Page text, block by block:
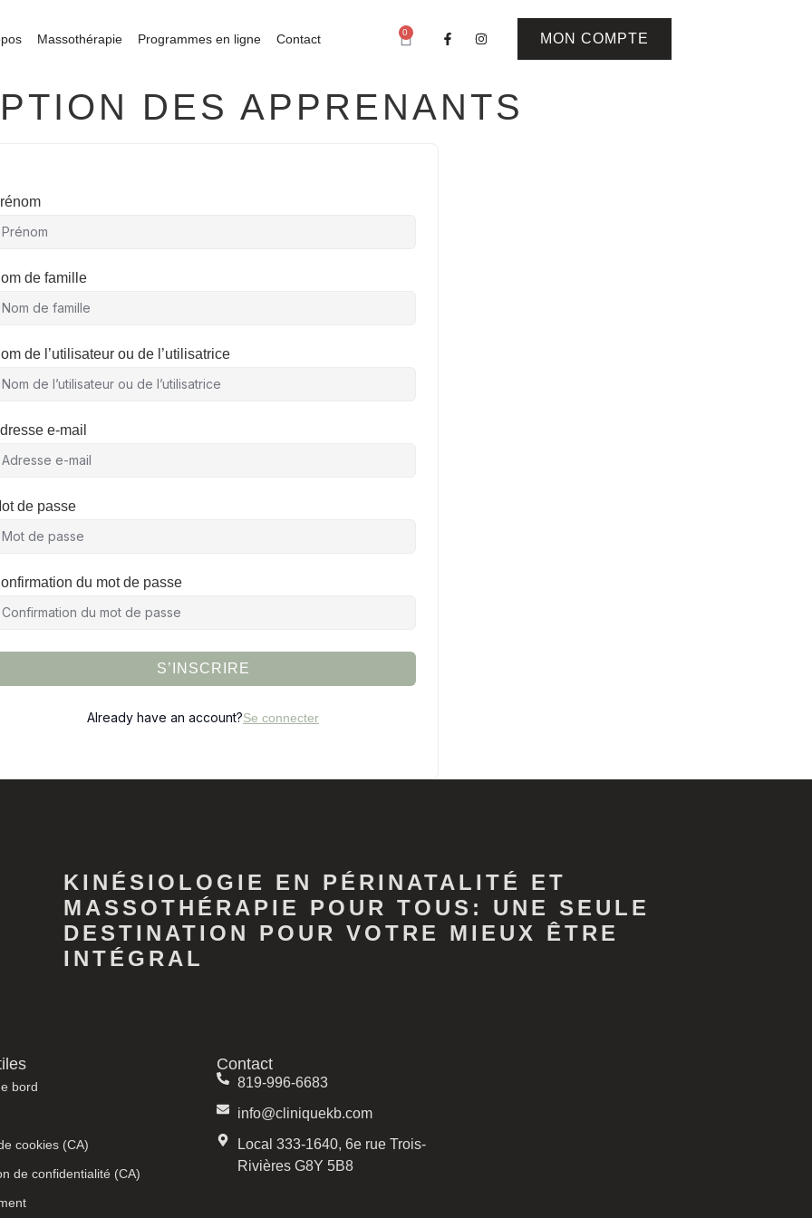
Massothérapie Programmes en ligne Contact 0 MON COMPTE
DES APPRENANTS
de famille
de l’utilisateur ou de l’utilisatrice
e-mail
de passe
du mot de passe
S’INSCRIRE
Already have an account?Se connecter
KINÉSIOLOGIE EN PÉRINATALITÉ ET
MASSOTHÉRAPIE POUR TOUS: UNE SEULE
DESTINATION POUR VOTRE MIEUX ÊTRE
INTÉGRAL
bord
cookies (CA)
de confidentialité (CA)
Contact
819-996-6683
info@cliniquekb.com
Local 333-1640, 6e rue Trois-
Rivières G8Y 5B8